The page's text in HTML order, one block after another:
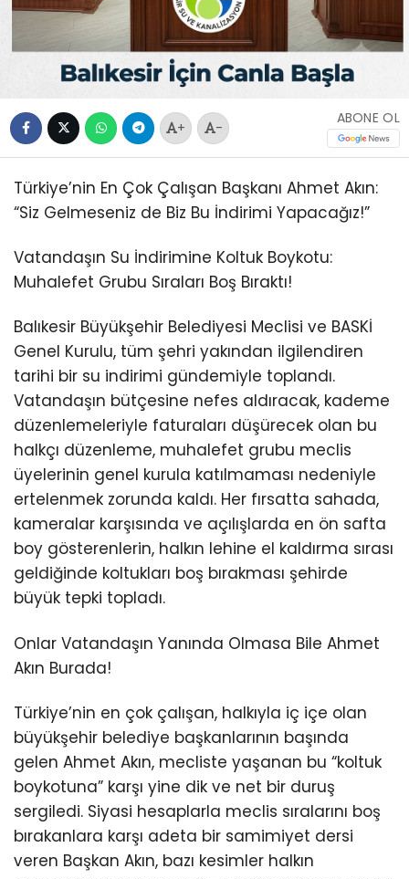
+ -
ABONE OL
Türkiye’nin En Çok Çalışan Başkanı Ahmet Akın:
“Siz Gelmeseniz de Biz Bu İndirimi Yapacağız!”
Vatandaşın Su İndirimine Koltuk Boykotu:
Muhalefet Grubu Sıraları Boş Bıraktı!
Balıkesir Büyükşehir Belediyesi Meclisi ve BASKİ
Genel Kurulu, tüm şehri yakından ilgilendiren
tarihi bir su indirimi gündemiyle toplandı.
Vatandaşın bütçesine nefes aldıracak, kademe
düzenlemeleriyle faturaları düşürecek olan bu
halkçı düzenleme, muhalefet grubu meclis
üyelerinin genel kurula katılmaması nedeniyle
ertelenmek zorunda kaldı. Her fırsatta sahada,
kameralar karşısında ve açılışlarda en ön safta
boy gösterenlerin, halkın lehine el kaldırma sırası
geldiğinde koltukları boş bırakması şehirde
büyük tepki topladı.
Onlar Vatandaşın Yanında Olmasa Bile Ahmet
Akın Burada!
Türkiye’nin en çok çalışan, halkıyla iç içe olan
büyükşehir belediye başkanlarının başında
gelen Ahmet Akın, mecliste yaşanan bu “koltuk
boykotuna” karşı yine dik ve net bir duruş
sergiledi. Siyasi hesaplarla meclis sıralarını boş
bırakanlara karşı adeta bir samimiyet dersi
veren Başkan Akın, bazı kesimler halkın